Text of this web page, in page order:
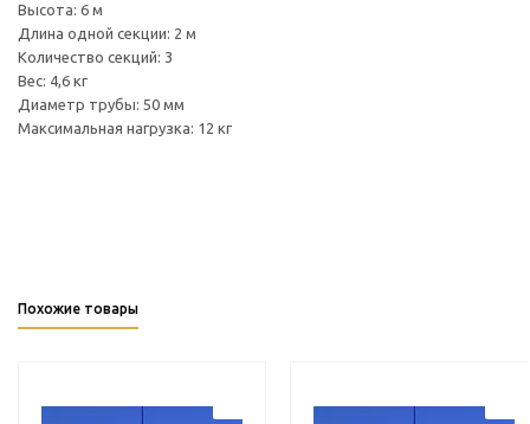
Высота: 6 м
Длина одной секции: 2 м
Количество секций: 3
Вес: 4,6 кг
Диаметр трубы: 50 мм
Максимальная нагрузка: 12 кг
Похожие товары